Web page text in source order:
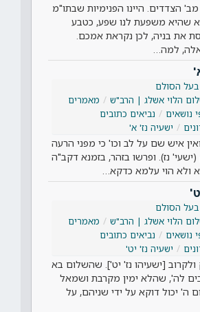
מב' הצדדים. היינו הפנימיות שבתו"מ
שהיא משפעת לנו שפע, כטבע
את בניה, לכן נקראת אמכם.
למה…
בעל הסולם
הלוי אשלג | הרב"ש
מאמרים
נושאים
נביאים כתובים
ישעיה נז' א'
איש שם על לב וכו' כי מפני הרעה
נז). ופרשו בזהר, בזמנא דקב"ה
הוי עלמא כדקא…
בעל הסולם
הלוי אשלג | הרב"ש
מאמרים
נושאים
נביאים כתובים
ישעיה נז' יט'
[ישעיהו נז' יט']. שהשלום בא
לה', שהלא ימין מקרבת ושמאל
ה' יכול דוקא על ידי שניהם, על